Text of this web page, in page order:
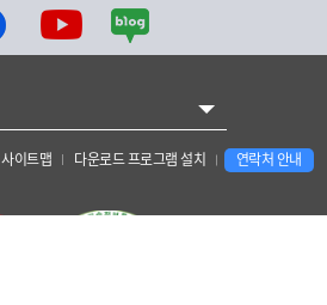
사이트맵 다운로드 프로그램 설치 연락처 안내